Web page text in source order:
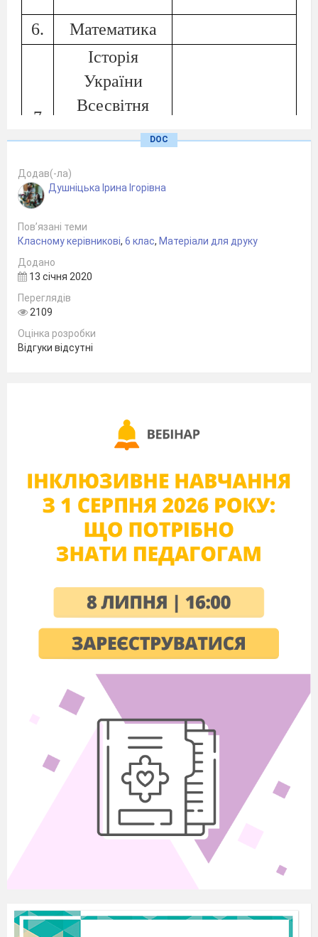
6. Математика
7
Історія
України
Всесвітня
(Зведений
9.
10.
Біологія
11.
12.
Інформатика
Основи
мистецтво
Трудове
навчання
Класний керівник
І. І. Душніцька
Підпис батьків
________________
DOC
Додав(-ла)
Душніцька Ірина Ігорівна
Пов’язані теми
Класному керівникові, 6 клас, Матеріали для друку
Додано
13 січня 2020
Переглядів
2109
Оцінка розробки
Відгуки відсутні